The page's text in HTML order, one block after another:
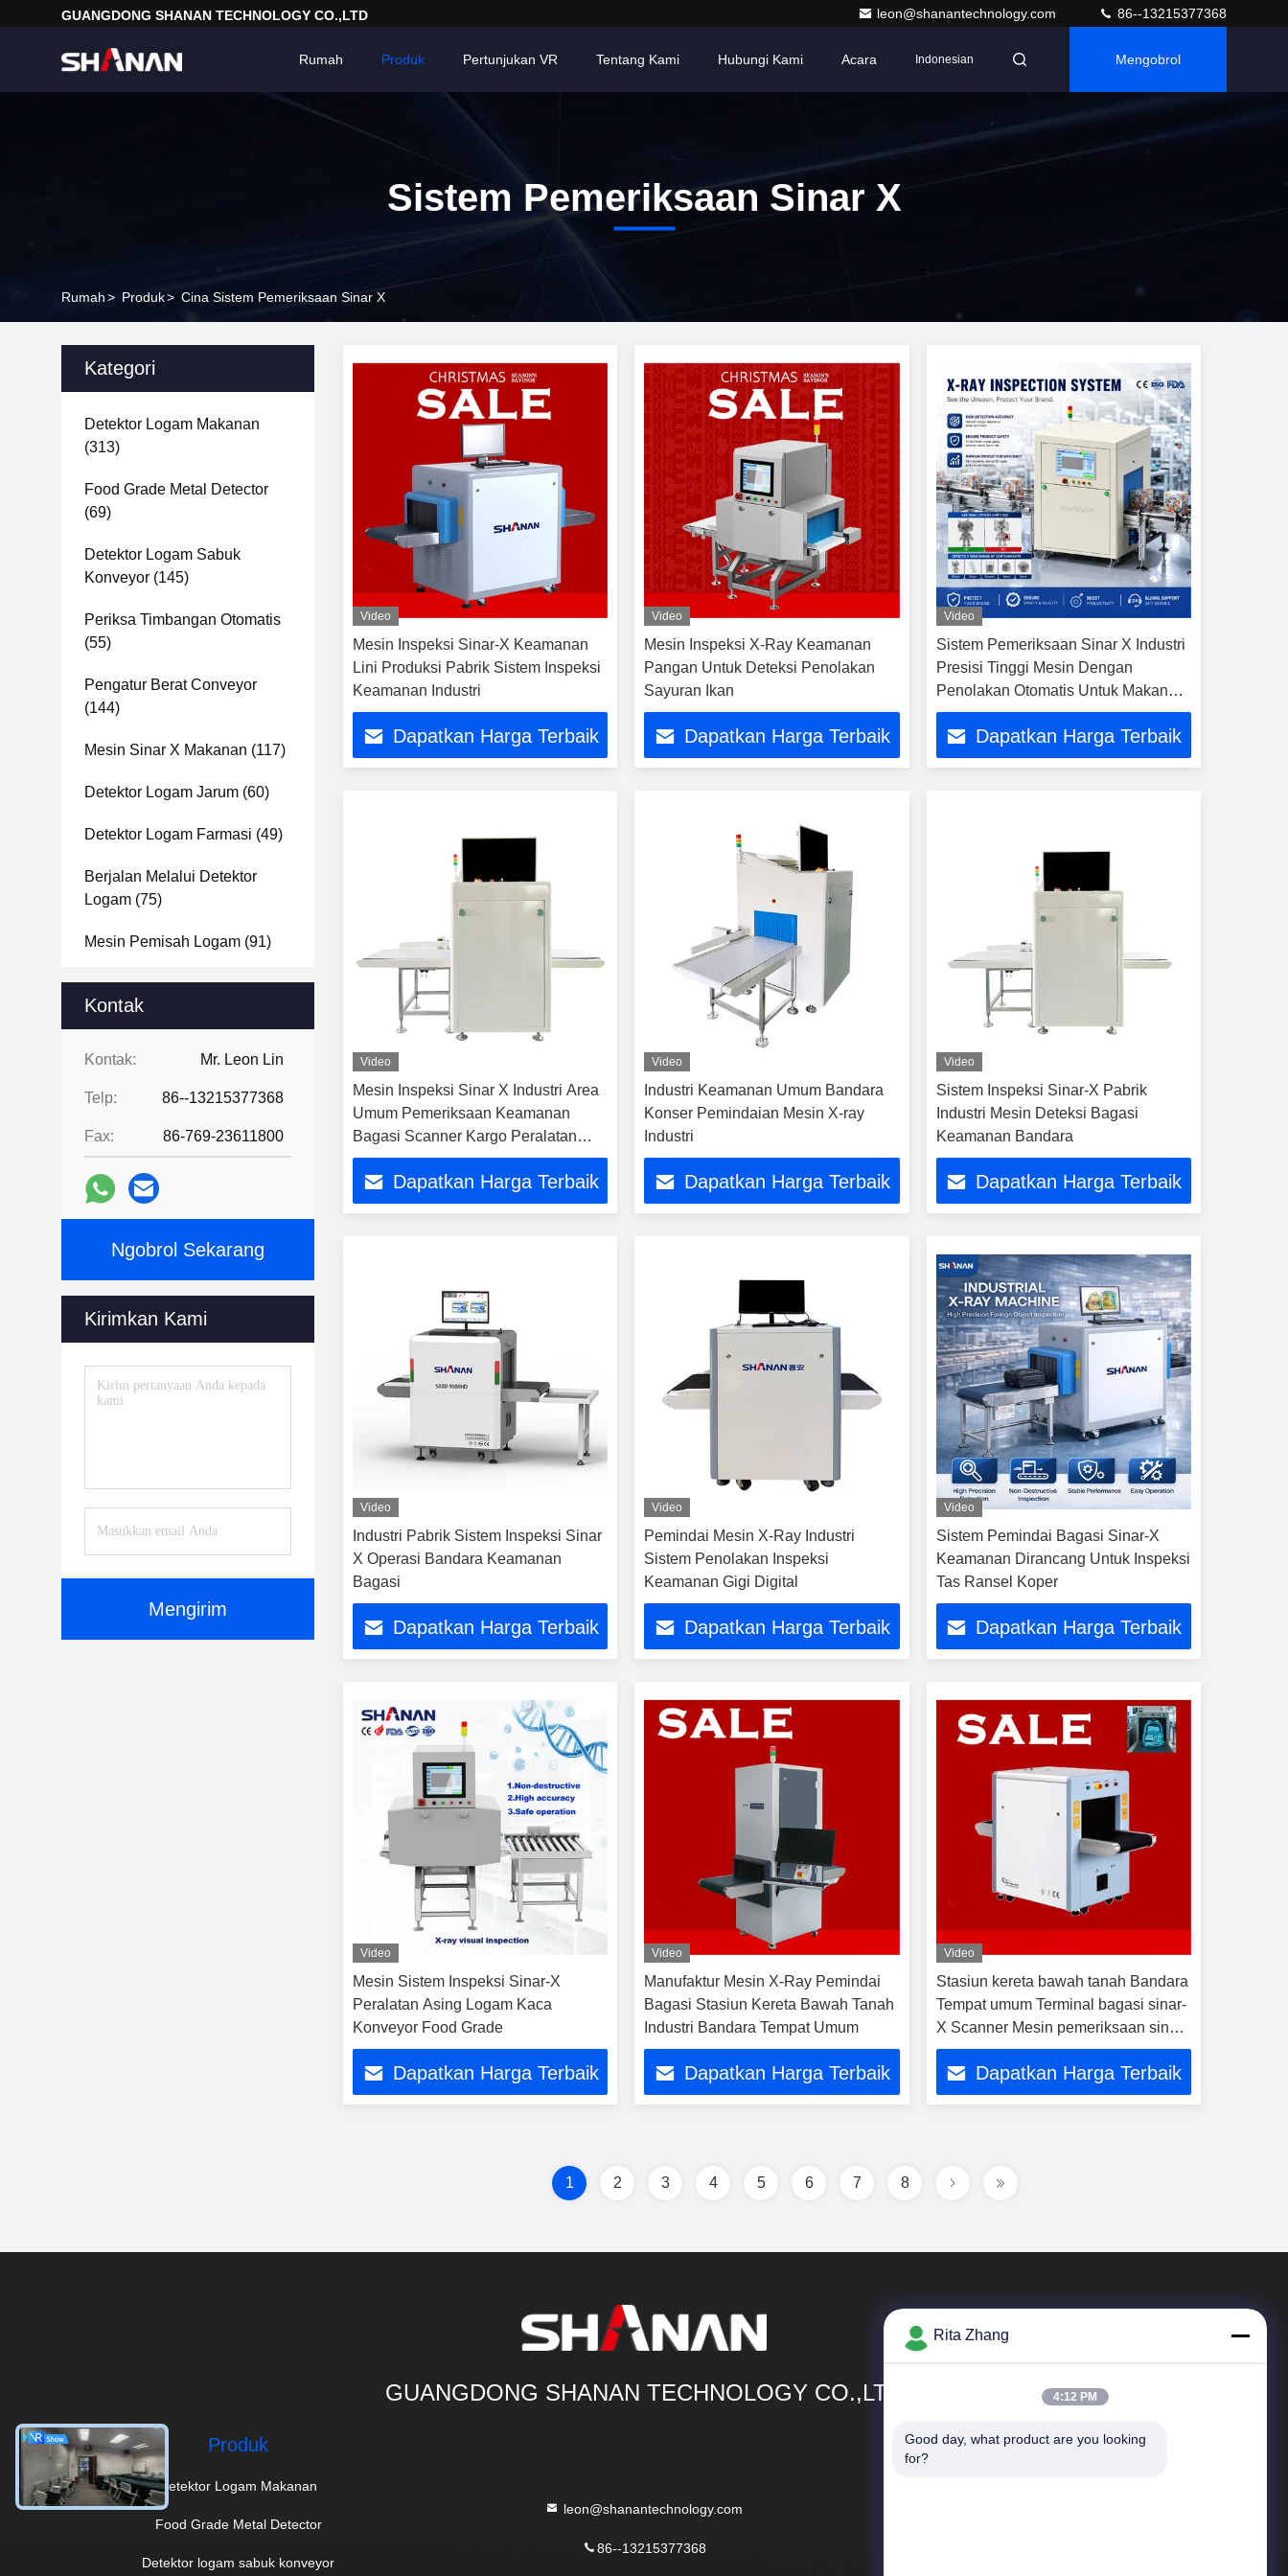
GUANGDONG SHANAN TECHNOLOGY CO.,LTD leon@shanantechnology.com 86--13215377368
Rumah Produk Pertunjukan VR Tentang Kami Hubungi Kami Acara Indonesian Mengobrol
Sistem Pemeriksaan Sinar X
Rumah> Produk> Cina Sistem Pemeriksaan Sinar X
Kategori
Detektor Logam Makanan
(313)
Food Grade Metal Detector
(69)
Detektor Logam Sabuk
Konveyor (145)
Periksa Timbangan Otomatis
(55)
Pengatur Berat Conveyor
(144)
Mesin Sinar X Makanan (117)
Detektor Logam Jarum (60)
Detektor Logam Farmasi (49)
Berjalan Melalui Detektor
Logam (75)
Mesin Pemisah Logam (91)
Sistem Pemeriksaan Sinar X
(113)
Detektor Logam Konveyor
Combo Metal Detector Dan
Checkweigher
Pemisah Logam Tablet(96)
Kontak
Kontak: Mr. Leon Lin
Telp: 86--13215377368
Fax: 86-769-23611800
Ngobrol Sekarang
Kirimkan Kami
Mengirim
Video
Mesin Inspeksi Sinar-X Keamanan
Lini Produksi Pabrik Sistem Inspeksi
Keamanan Industri
Dapatkan Harga Terbaik
Video
Mesin Inspeksi X-Ray Keamanan
Pangan Untuk Deteksi Penolakan
Sayuran Ikan
Dapatkan Harga Terbaik
Video
Sistem Pemeriksaan Sinar X Industri
Presisi Tinggi Mesin Dengan
Penolakan Otomatis Untuk Makanan
Produk Farmasi Elektronik Deteksi
Kontaminasi Objek Asing
Dapatkan Harga Terbaik
Video
Mesin Inspeksi Sinar X Industri Area
Umum Pemeriksaan Keamanan
Bagasi Scanner Kargo Peralatan
pengujian non-destruktif Untuk
Stasiun Bandara Lokasi Logistik
Dapatkan Harga Terbaik
Video
Industri Keamanan Umum Bandara
Konser Pemindaian Mesin X-ray
Industri
Dapatkan Harga Terbaik
Video
Sistem Inspeksi Sinar-X Pabrik
Industri Mesin Deteksi Bagasi
Keamanan Bandara
Dapatkan Harga Terbaik
Video
Industri Pabrik Sistem Inspeksi Sinar
X Operasi Bandara Keamanan
Bagasi
Dapatkan Harga Terbaik
Video
Pemindai Mesin X-Ray Industri
Sistem Penolakan Inspeksi
Keamanan Gigi Digital
Dapatkan Harga Terbaik
Video
Sistem Pemindai Bagasi Sinar-X
Keamanan Dirancang Untuk Inspeksi
Tas Ransel Koper
Dapatkan Harga Terbaik
Video
Mesin Sistem Inspeksi Sinar-X
Peralatan Asing Logam Kaca
Konveyor Food Grade
Dapatkan Harga Terbaik
Video
Manufaktur Mesin X-Ray Pemindai
Bagasi Stasiun Kereta Bawah Tanah
Industri Bandara Tempat Umum
Dapatkan Harga Terbaik
Video
Stasiun kereta bawah tanah Bandara
Tempat umum Terminal bagasi sinar-
X Scanner Mesin pemeriksaan sinar-
X
Dapatkan Harga Terbaik
1 2 3 4 5 6 7 8
GUANGDONG SHANAN TECHNOLOGY CO.,LTD
Produk
Detektor Logam Makanan
Food Grade Metal Detector
Detektor logam sabuk konveyor
leon@shanantechnology.com
86--13215377368
Tautan Langsung
Rita Zhang
4:12 PM
Good day, what product are you looking
for?